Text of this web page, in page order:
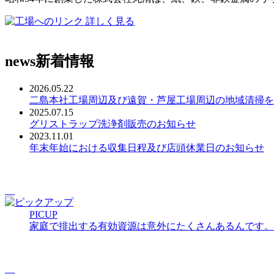
詳しく見る
news新着情報
2026.05.22
二島本社工場周辺及び遠賀・芦屋工場周辺の地域清掃を
2025.07.15
グリストラップ洗浄剤販売のお知らせ
2023.11.01
年末年始における収集日程及び店頭休業日のお知らせ
PICUP
家庭で排出する有効資源は意外にたくさんあるんです。